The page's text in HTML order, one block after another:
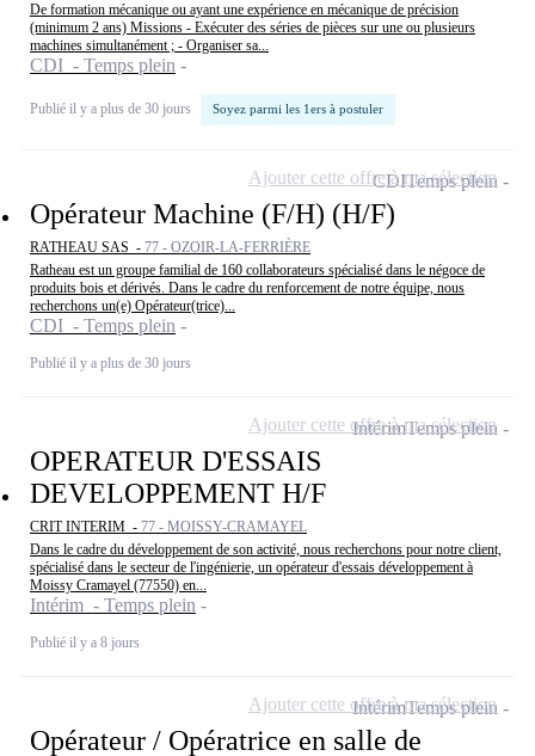
De formation mécanique ou ayant une expérience en mécanique de précision
(minimum 2 ans) Missions - Exécuter des séries de pièces sur une ou plusieurs
machines simultanément ; - Organiser sa...
CDI - Temps plein
Publié il y a plus de 30 jours Soyez parmi les 1ers à postuler
Opérateur Machine (F/H) (H/F)
RATHEAU SAS - 77 - OZOIR-LA-FERRIÈRE
Ratheau est un groupe familial de 160 collaborateurs spécialisé dans le négoce de
produits bois et dérivés. Dans le cadre du renforcement de notre équipe, nous
recherchons un(e) Opérateur(trice)...
CDI - Temps plein
Publié il y a plus de 30 jours
CDITemps plein
Ajouter cette offre à ma sélection
OPERATEUR D'ESSAIS
DEVELOPPEMENT H/F
CRIT INTERIM - 77 - MOISSY-CRAMAYEL
Dans le cadre du développement de son activité, nous recherchons pour notre client,
spécialisé dans le secteur de l'ingénierie, un opérateur d'essais développement à
Moissy Cramayel (77550) en...
Intérim - Temps plein
Publié il y a 8 jours
IntérimTemps plein
Ajouter cette offre à ma sélection
Opérateur / Opératrice en salle de
IntérimTemps plein
Ajouter cette offre à ma sélection